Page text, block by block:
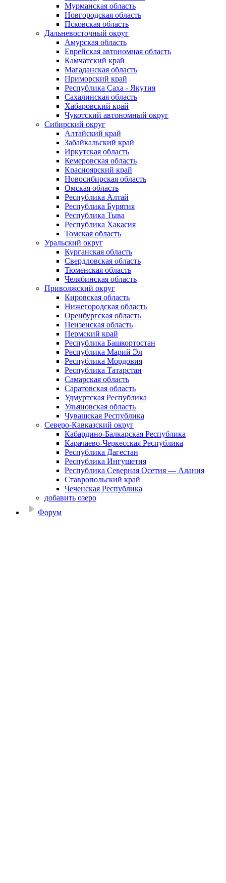
Мурманская область
Новгородская область
Псковская область
Дальневосточный округ
Амурская область
Еврейская автономная область
Камчатский край
Магаданская область
Приморский край
Республика Саха - Якутия
Сахалинская область
Хабаровский край
Чукотский автономный округ
Сибирский округ
Алтайский край
Забайкальский край
Иркутская область
Кемеровская область
Красноярский край
Новосибирская область
Омская область
Республика Алтай
Республика Бурятия
Республика Тыва
Республика Хакасия
Томская область
Уральский округ
Курганская область
Свердловская область
Тюменская область
Челябинская область
Приволжский округ
Кировская область
Нижегородская область
Оренбургская область
Пензенская область
Пермский край
Республика Башкортостан
Республика Марий Эл
Республика Мордовия
Республика Татарстан
Самарская область
Саратовская область
Удмуртская Республика
Ульяновская область
Чувашская Республика
Северо-Кавказский округ
Кабардино-Балкарская Республика
Карачаево-Черкесская Республика
Республика Дагестан
Республика Ингушетия
Республика Северная Осетия — Алания
Ставропольский край
Чеченская Республика
добавить озеро
Форум